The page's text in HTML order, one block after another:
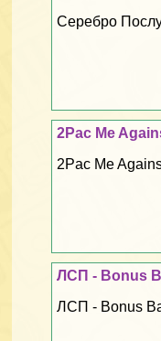
Серебро
2Pac Me
2Pac Me
ЛСП - Bonus
ЛСП - Bonus